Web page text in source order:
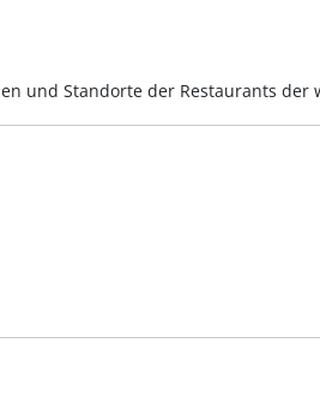
und Standorte der Restaurants